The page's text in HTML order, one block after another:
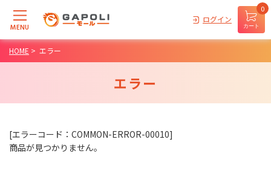
MENU
ログイン
カート
0
HOME > エラー
エラー
[エラーコード：COMMON-ERROR-00010]
商品が見つかりません。